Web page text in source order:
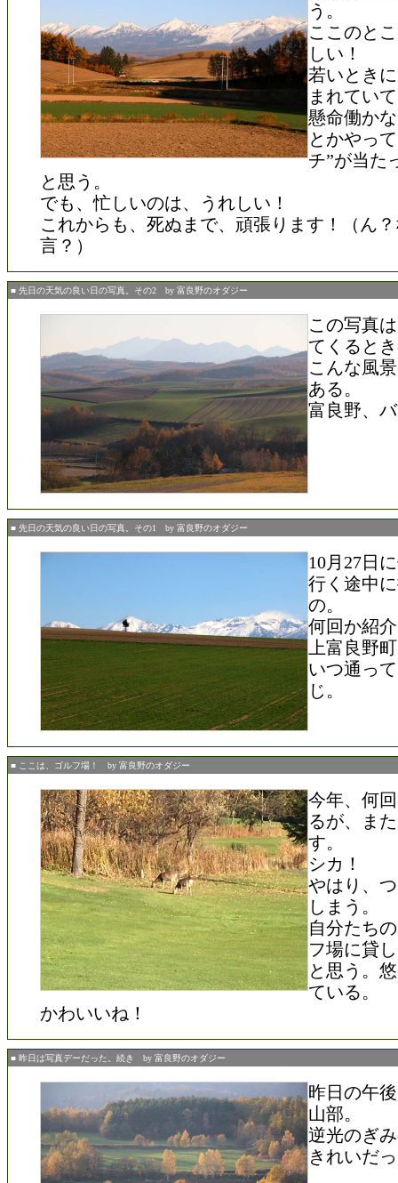
う。
ここのと
しい！
若いとき
まれてい
懸命働か
とかやっ
チ”が当た
と思う。
でも、忙しいのは、うれしい！
これからも、死ぬまで、頑張ります！（ん
言？）
■ 先日の天気の良い日の写真。その2 by 富良野のオダジー
この写真
てくると
こんな風
ある。
富良野、
■ 先日の天気の良い日の写真。その1 by 富良野のオダジー
10月27日
行く途中
の。
何回か紹
上富良野
いつ通っ
じ。
■ ここは、ゴルフ場！ by 富良野のオダジー
今年、何
るが、ま
す。
シカ！
やはり、
しまう。
自分たち
フ場に貸
と思う。
ている。
かわいいね！
■ 昨日は写真デーだった。続き by 富良野のオダジー
昨日の午
山部。
逆光のぎ
きれいだ